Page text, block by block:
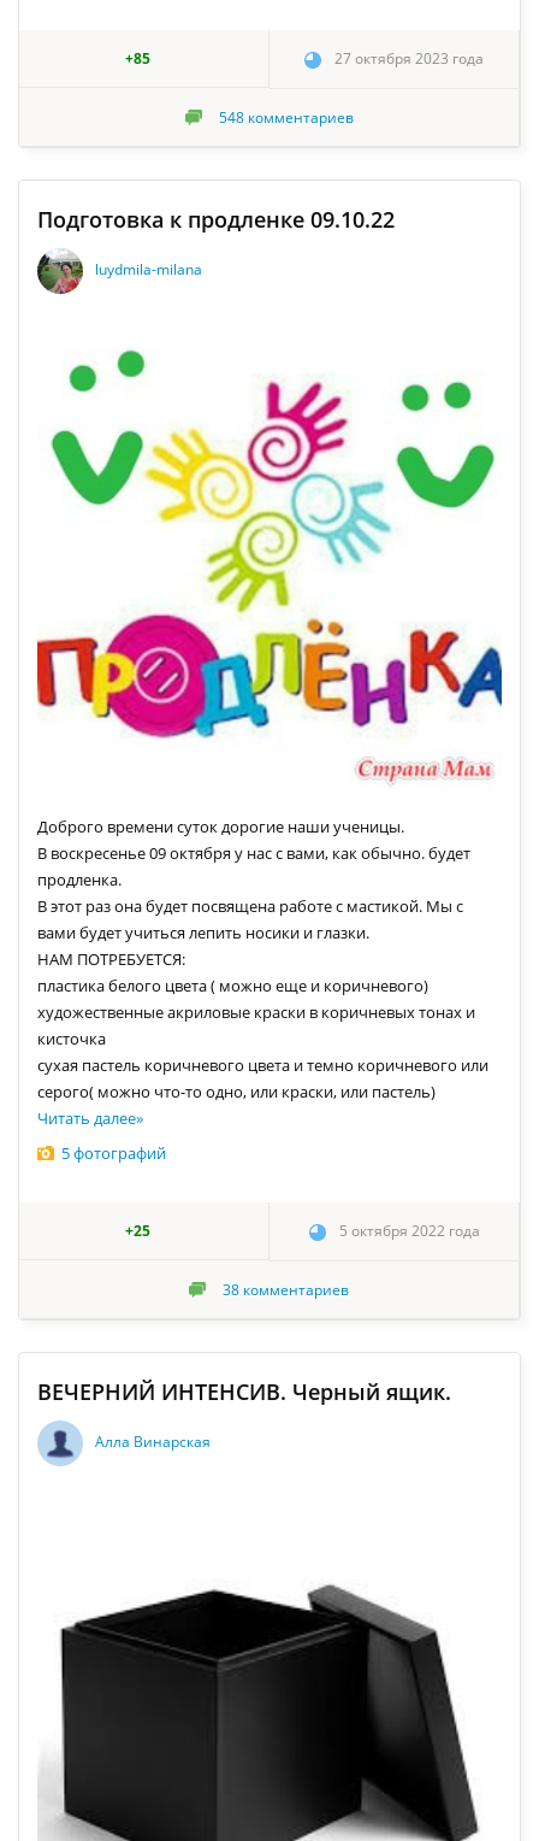
+85 27 октября 2023 года
548 комментариев
Подготовка к продленке 09.10.22
luydmila-milana
Доброго времени суток дорогие наши ученицы.
В воскресенье 09 октября у нас с вами, как обычно. будет
продленка.
В этот раз она будет посвящена работе с мастикой. Мы с
вами будет учиться лепить носики и глазки.
НАМ ПОТРЕБУЕТСЯ:
пластика белого цвета ( можно еще и коричневого)
художественные акриловые краски в коричневых тонах и
кисточка
сухая пастель коричневого цвета и темно коричневого или
серого( можно что-то одно, или краски, или пастель)
Читать далее»
5 фотографий
+25 5 октября 2022 года
38 комментариев
ВЕЧЕРНИЙ ИНТЕНСИВ. Черный ящик.
Алла Винарская